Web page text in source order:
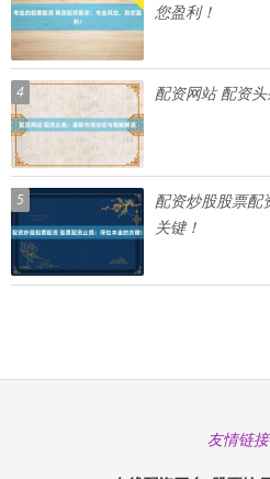
您盈利！
4 配资网站 配资
5
配资炒股股票配
关键！
友情链接